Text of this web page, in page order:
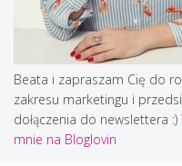
Beata i zapraszam Cię do
zakresu marketingu i
dołączenia do newslettera :)
mnie na Bloglovin